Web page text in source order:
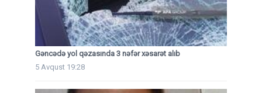
Gəncədə yol qəzasında 3 nəfər xəsarət alıb
5 Avqust 19:28